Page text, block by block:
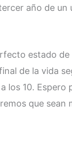
año de un
estado de
de la vida
los 10. Espero
que sean